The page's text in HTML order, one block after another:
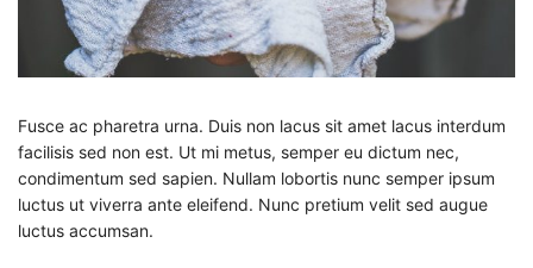
Fusce ac pharetra urna. Duis non lacus sit amet lacus interdum
facilisis sed non est. Ut mi metus, semper eu dictum nec,
condimentum sed sapien. Nullam lobortis nunc semper ipsum
luctus ut viverra ante eleifend. Nunc pretium velit sed augue
luctus accumsan.